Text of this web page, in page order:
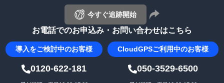
今すぐ追跡開始
お電話でのお申込み・お問い合わせはこちら
導入をご検討中のお客様 CloudGPSご利用中のお客様
0120-622-181 050-3529-6500